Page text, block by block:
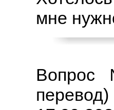
мне
Вопрос
перевод)